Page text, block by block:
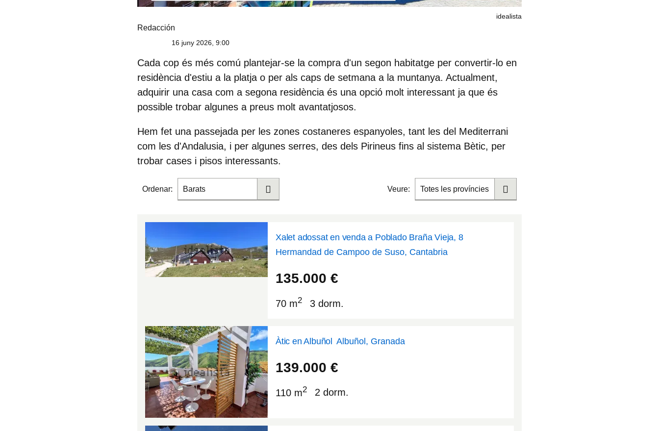
idealista
Redacción
16 juny 2026, 9:00
Cada cop és més comú plantejar-se la compra d'un segon habitatge per convertir-lo en
residència d'estiu a la platja o per als caps de setmana a la muntanya. Actualment,
adquirir una casa com a segona residència és una opció molt interessant ja que és
possible trobar algunes a preus molt avantatjosos.
Hem fet una passejada per les zones costaneres espanyoles, tant les del Mediterrani
com les d'Andalusia, i per algunes serres, des dels Pirineus fins al sistema Bètic, per
trobar cases i pisos interessants.
Ordenar: Barats Veure: Totes les províncies
Xalet adossat en venda a Poblado Braña Vieja, 8
Hermandad de Campoo de Suso, Cantabria
135.000 €
70 m2 3 dorm.
Àtic en Albuñol Albuñol, Granada
139.000 €
110 m2 2 dorm.